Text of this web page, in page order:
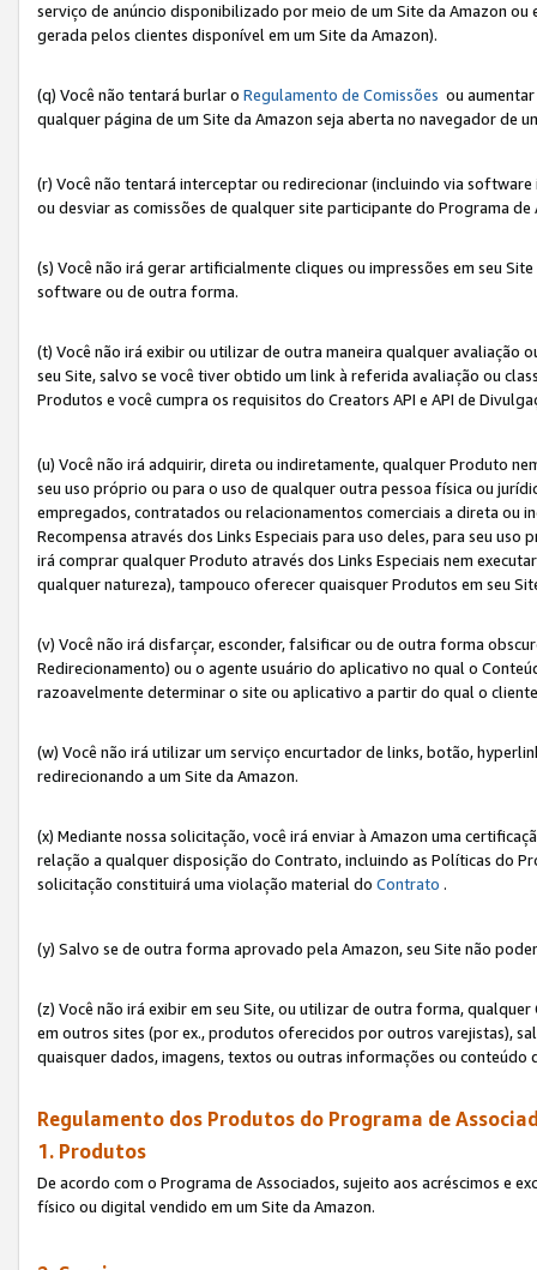
serviço de anúncio disponibilizado por meio de um Site da Amazon
gerada pelos clientes disponível em um Site da Amazon).
(q) Você não tentará burlar o Regulamento de Comissões ou
qualquer página de um Site da Amazon seja aberta no navegador de
(r) Você não tentará interceptar ou redirecionar (incluindo via
ou desviar as comissões de qualquer site participante do Programa de
(s) Você não irá gerar artificialmente cliques ou impressões em seu
software ou de outra forma.
(t) Você não irá exibir ou utilizar de outra maneira qualquer avaliação
seu Site, salvo se você tiver obtido um link à referida avaliação ou
Produtos e você cumpra os requisitos do Creators API e API de
(u) Você não irá adquirir, direta ou indiretamente, qualquer Produto
seu uso próprio ou para o uso de qualquer outra pessoa física ou
empregados, contratados ou relacionamentos comerciais a direta ou
Recompensa através dos Links Especiais para uso deles, para seu
irá comprar qualquer Produto através dos Links Especiais nem
qualquer natureza), tampouco oferecer quaisquer Produtos em seu
(v) Você não irá disfarçar, esconder, falsificar ou de outra forma
Redirecionamento) ou o agente usuário do aplicativo no qual o
razoavelmente determinar o site ou aplicativo a partir do qual o
(w) Você não irá utilizar um serviço encurtador de links, botão,
redirecionando a um Site da Amazon.
(x) Mediante nossa solicitação, você irá enviar à Amazon uma
relação a qualquer disposição do Contrato, incluindo as Políticas do
solicitação constituirá uma violação material do Contrato .
(y) Salvo se de outra forma aprovado pela Amazon, seu Site não
(z) Você não irá exibir em seu Site, ou utilizar de outra forma,
em outros sites (por ex., produtos oferecidos por outros varejistas),
quaisquer dados, imagens, textos ou outras informações ou
Regulamento dos Produtos do Programa de
1. Produtos
De acordo com o Programa de Associados, sujeito aos acréscimos e
físico ou digital vendido em um Site da Amazon.